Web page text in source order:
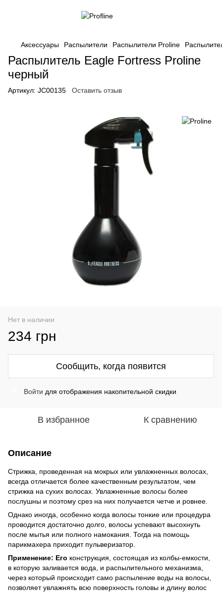
Аксессуары Распылители Распылители Proline
Распылитель Eagle Fortress Proline
черный
Артикул: JC00135 Оставить отзыв
Нет в наличии
234 грн
Сообщить, когда появится
Войти для отображения накопительной скидки
В избранное К сравнению
Описание
Стрижка, проведенная на мокрых или увлажненных волосах,
всегда отличается более качественным результатом, чем
стрижка на сухих волосах. Увлажненные волосы более
послушны и поэтому срез на них получается четче и ровнее.
Однако иногда, особенно когда волосы тонкие или процедура
проводится достаточно долго, волосы успевают высохнуть
после мытья или полного намокания. Тогда на помощь
парикмахера приходит пульверизатор.
Применение: Его конструкция, состоящая из колбы-емкости,
в которую заливается вода, и распылительного механизма,
через который происходит само распыление воды на волосы,
позволяет увлажнять всю поверхность головы и длину волос